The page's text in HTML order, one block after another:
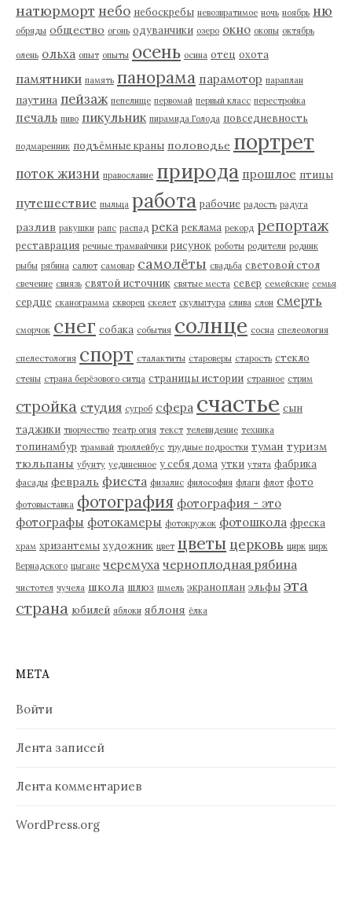
натюрморт небо небоскребы невозвратимое ночь ноябрь ню
обряды общество огонь одуванчики озеро окно окопы октябрь
олень ольха опыт опыты осень осина отец охота
памятники память панорама парамотор параплан
паутина пейзаж пепелище первомай первый класс перестройка
печаль пиво пикульник пирамида Голода повседневность
подмаренник подъёмные краны половодье портрет
поток жизни православие природа прошлое птицы
путешествие пыльца работа рабочие радость радуга
разлив ракушки рапс распад река реклама рекорд репортаж
реставрация речные трамвайчики рисунок роботы родители родник
рыбы рябина салют самовар самолёты свадьба световой стол
свечение свиязь святой источник святые места север семейские семья
сердце сканограмма скворец скелет скульптура слива слон смерть
сморчок снег собака события солнце сосна спелеология
спелестология спорт сталактиты староверы старость стекло
стены страна берёзового ситца страницы истории странное стрим
стройка студия сугроб сфера счастье сын
таджики творчество театр огня текст телевидение техника
топинамбур трамвай троллейбус трудные подростки туман туризм
тюльпаны убунту уединенное у себя дома утки утята фабрика
фасады февраль фиеста физалис философия флаги флот фото
фотовыставка фотография фотография - это
фотографы фотокамеры фотокружок фотошкола фреска
храм хризантемы художник цвет цветы церковь цирк цирк
Вернадского цыгане черемуха черноплодная рябина
чистотел чучела школа шлюз шмель экраноплан эльфы эта
страна юбилей яблоки яблоня ёлка
МЕТА
Войти
Лента записей
Лента комментариев
WordPress.org